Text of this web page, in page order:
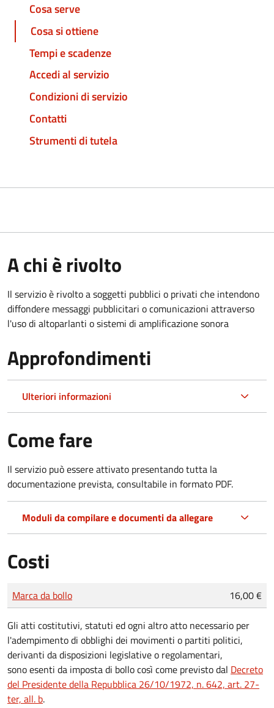
Cosa serve
Cosa si ottiene
Tempi e scadenze
Accedi al servizio
Condizioni di servizio
Contatti
Strumenti di tutela
A chi è rivolto
Il servizio è rivolto a soggetti pubblici o privati che intendono
diffondere messaggi pubblicitari o comunicazioni attraverso
l'uso di altoparlanti o sistemi di amplificazione sonora
Approfondimenti
Ulteriori informazioni
Come fare
Il servizio può essere attivato presentando tutta la
documentazione prevista, consultabile in formato PDF.
Moduli da compilare e documenti da allegare
Costi
Tipo di pagamento
Importo
Marca da bollo 16,00 €
Gli atti costitutivi, statuti ed ogni altro atto necessario per
l'adempimento di obblighi dei movimenti o partiti politici,
derivanti da disposizioni legislative o regolamentari,
sonoesenti da imposta di bollocosì come previsto dal Decreto
del Presidente della Repubblica 26/10/1972, n. 642, art. 27-
ter, all. b.